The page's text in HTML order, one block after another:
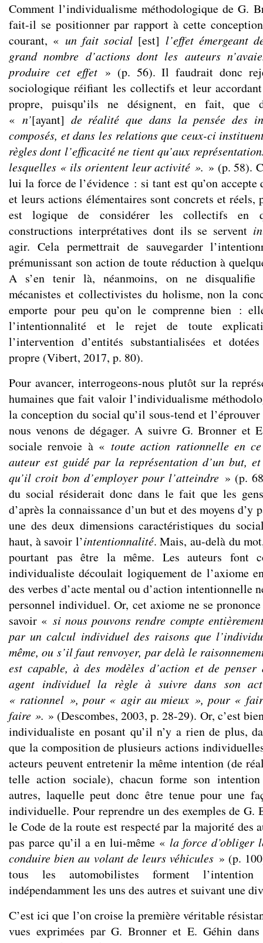
Comment l’individualisme méthodologique de G.
fait-il se positionner par rapport à cette
courant, «un fait social [est] l’effet émergeant
grand nombre d’actions dont les auteurs
produire cet effet» (p. 56). Il faudrait donc
sociologique réifiant les collectifs et leur
propre, puisqu’ils ne désignent, en fait, que
« n’[ayant] de réalité que dans la pensée des
composés, et dans les relations que ceux-ci
règles dont l’efficacité ne tient qu’aux
lesquelles « ils orientent leur activité ». » (p. 58).
lui la force de l’évidence : si tant est qu’on
et leurs actions élémentaires sont concrets et
est logique de considérer les collectifs en
constructions interprétatives dont ils se servent
agir. Cela permettrait de sauvegarder
prémunissant son action de toute réduction à
A s’en tenir là, néanmoins, on ne disqualifie
mécanistes et collectivistes du holisme, non la
emporte pour peu qu’on le comprenne bien :
l’intentionnalité et le rejet de toute
l’intervention d’entités substantialisées et
propre (Vibert, 2017, p. 80).
Pour avancer, interrogeons-nous plutôt sur la
humaines que fait valoir l’individualisme
la conception du social qu’il sous-tend et
nous venons de dégager. A suivre G. Bronner et
sociale renvoie à « toute action rationnelle en
auteur est guidé par la représentation d’un but,
qu’il croit bon d’employer pour l’atteindre » (p.
du social résiderait donc dans le fait que les
d’après la connaissance d’un but et des moyens d’y
une des deux dimensions caractéristiques du
haut, à savoir l’intentionnalité. Mais, au-delà du
pourtant pas être la même. Les auteurs font
individualiste découlait logiquement de l’axiome
des verbes d’acte mental ou d’action intentionnelle
personnel individuel. Or, cet axiome ne se
savoir « si nous pouvons rendre compte
par un calcul individuel des raisons que
même, ou s’il faut renvoyer, par delà le
est capable, à des modèles d’action et de
agent individuel la règle à suivre dans son
« rationnel », pour « agir au mieux », pour «
faire ». » (Descombes, 2003, p. 28-29). Or, c’est
individualiste en posant qu’il n’y a rien de plus,
que la composition de plusieurs actions
acteurs peuvent entretenir la même intention (de
telle action sociale), chacun forme son intention
autres, laquelle peut donc être tenue pour une
individuelle. Pour reprendre un des exemples de G.
le Code de la route est respecté par la majorité des
pas parce qu’il a en lui-même «la force d’obliger
conduire bien au volant de leurs véhicules » (p.
tous les automobilistes forment
indépendamment les uns des autres et suivant une
C’est ici que l’on croise la première véritable
vues exprimées par G. Bronner et E. Géhin